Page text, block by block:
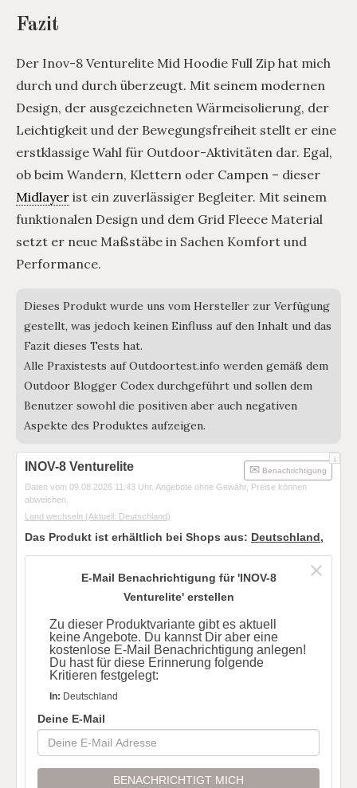
Fazit
Der Inov-8 Venturelite Mid Hoodie Full Zip hat mich
durch und durch überzeugt. Mit seinem modernen
Design, der ausgezeichneten Wärmeisolierung, der
Leichtigkeit und der Bewegungsfreiheit stellt er eine
erstklassige Wahl für Outdoor-Aktivitäten dar. Egal,
ob beim Wandern, Klettern oder Campen – dieser
Midlayer ist ein zuverlässiger Begleiter. Mit seinem
funktionalen Design und dem Grid Fleece Material
setzt er neue Maßstäbe in Sachen Komfort und
Performance.
Dieses Produkt wurde uns vom Hersteller zur Verfügung
gestellt, was jedoch keinen Einfluss auf den Inhalt und das
Fazit dieses Tests hat.
Alle Praxistests auf Outdoortest.info werden gemäß dem
Outdoor Blogger Codex durchgeführt und sollen dem
Benutzer sowohl die positiven aber auch negativen
Aspekte des Produktes aufzeigen.
i
INOV-8 Venturelite Benachrichtigung
Daten vom 09.08.2026 11:43 Uhr. Angebote ohne Gewähr, Preise können
abweichen.
Land wechseln (Aktuell: Deutschland)
Das Produkt ist erhältlich bei Shops aus: Deutschland,
E-Mail Benachrichtigung für 'INOV-8
Venturelite' erstellen
Zu dieser Produktvariante gibt es aktuell
keine Angebote. Du kannst Dir aber eine
kostenlose E-Mail Benachrichtigung anlegen!
Du hast für diese Erinnerung folgende
Kritieren festgelegt:
In: Deutschland
Deine E-Mail
BENACHRICHTIGT MICH